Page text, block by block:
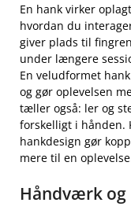
En hank virker
hvordan du
giver plads til
under længere
En veludformet
og gør oplevelsen
tæller også: ler og
forskelligt i hånden.
hankdesign gør
mere til en
Håndværk